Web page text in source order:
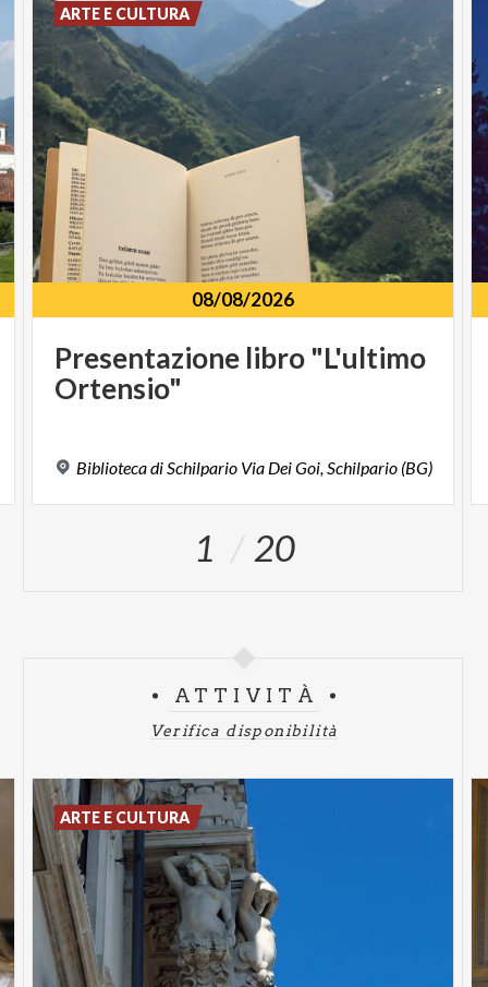
08/08/2026
Presentazione libro "L'ultimo
Ortensio"
Bibliotecadi Schilpario Via DeiGoi, Schilpario (BG)
ARTE E CULTURA
1 20
ATTIVITÀ
Verifica disponibilità
ARTE E CULTURA